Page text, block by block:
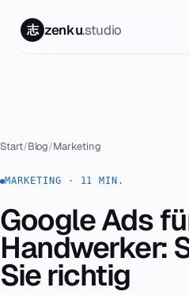
志 zenku.studio
02Leistungen
03Zenku Complete
04Projekte
05 Preise
Start/Blog/Marketing
MARKETING · 11 MIN.
Google Ads
Handwerker:
Sie richtig